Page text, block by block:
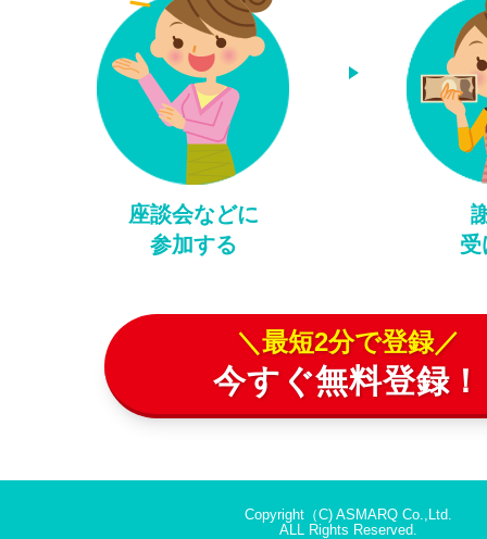
座談会などに
参加する
受
＼最短2分で登録／
今すぐ無料登録！
Copyright（C) ASMARQ Co.,Ltd.
ALL Rights Reserved.